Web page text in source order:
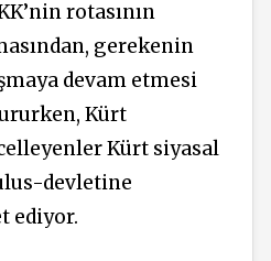
rotasının
gerekenin
devam etmesi
Kürt
Kürt siyasal
devletine
ediyor.